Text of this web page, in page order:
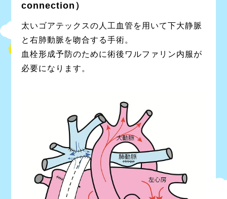
connection）
太いゴアテックスの人工血管を用いて下大静脈
と右肺動脈を吻合する手術。
血栓形成予防のために術後ワルファリン内服が
必要になります。